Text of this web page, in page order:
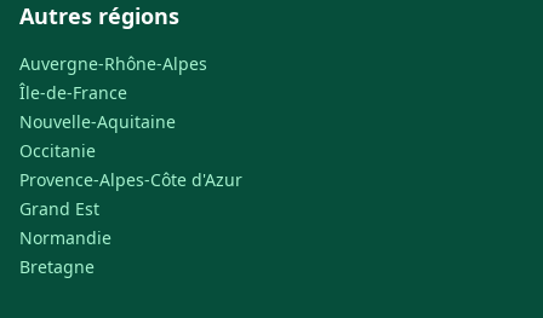
Autres régions
Auvergne-Rhône-Alpes
Île-de-France
Nouvelle-Aquitaine
Occitanie
Provence-Alpes-Côte d'Azur
Grand Est
Normandie
Bretagne